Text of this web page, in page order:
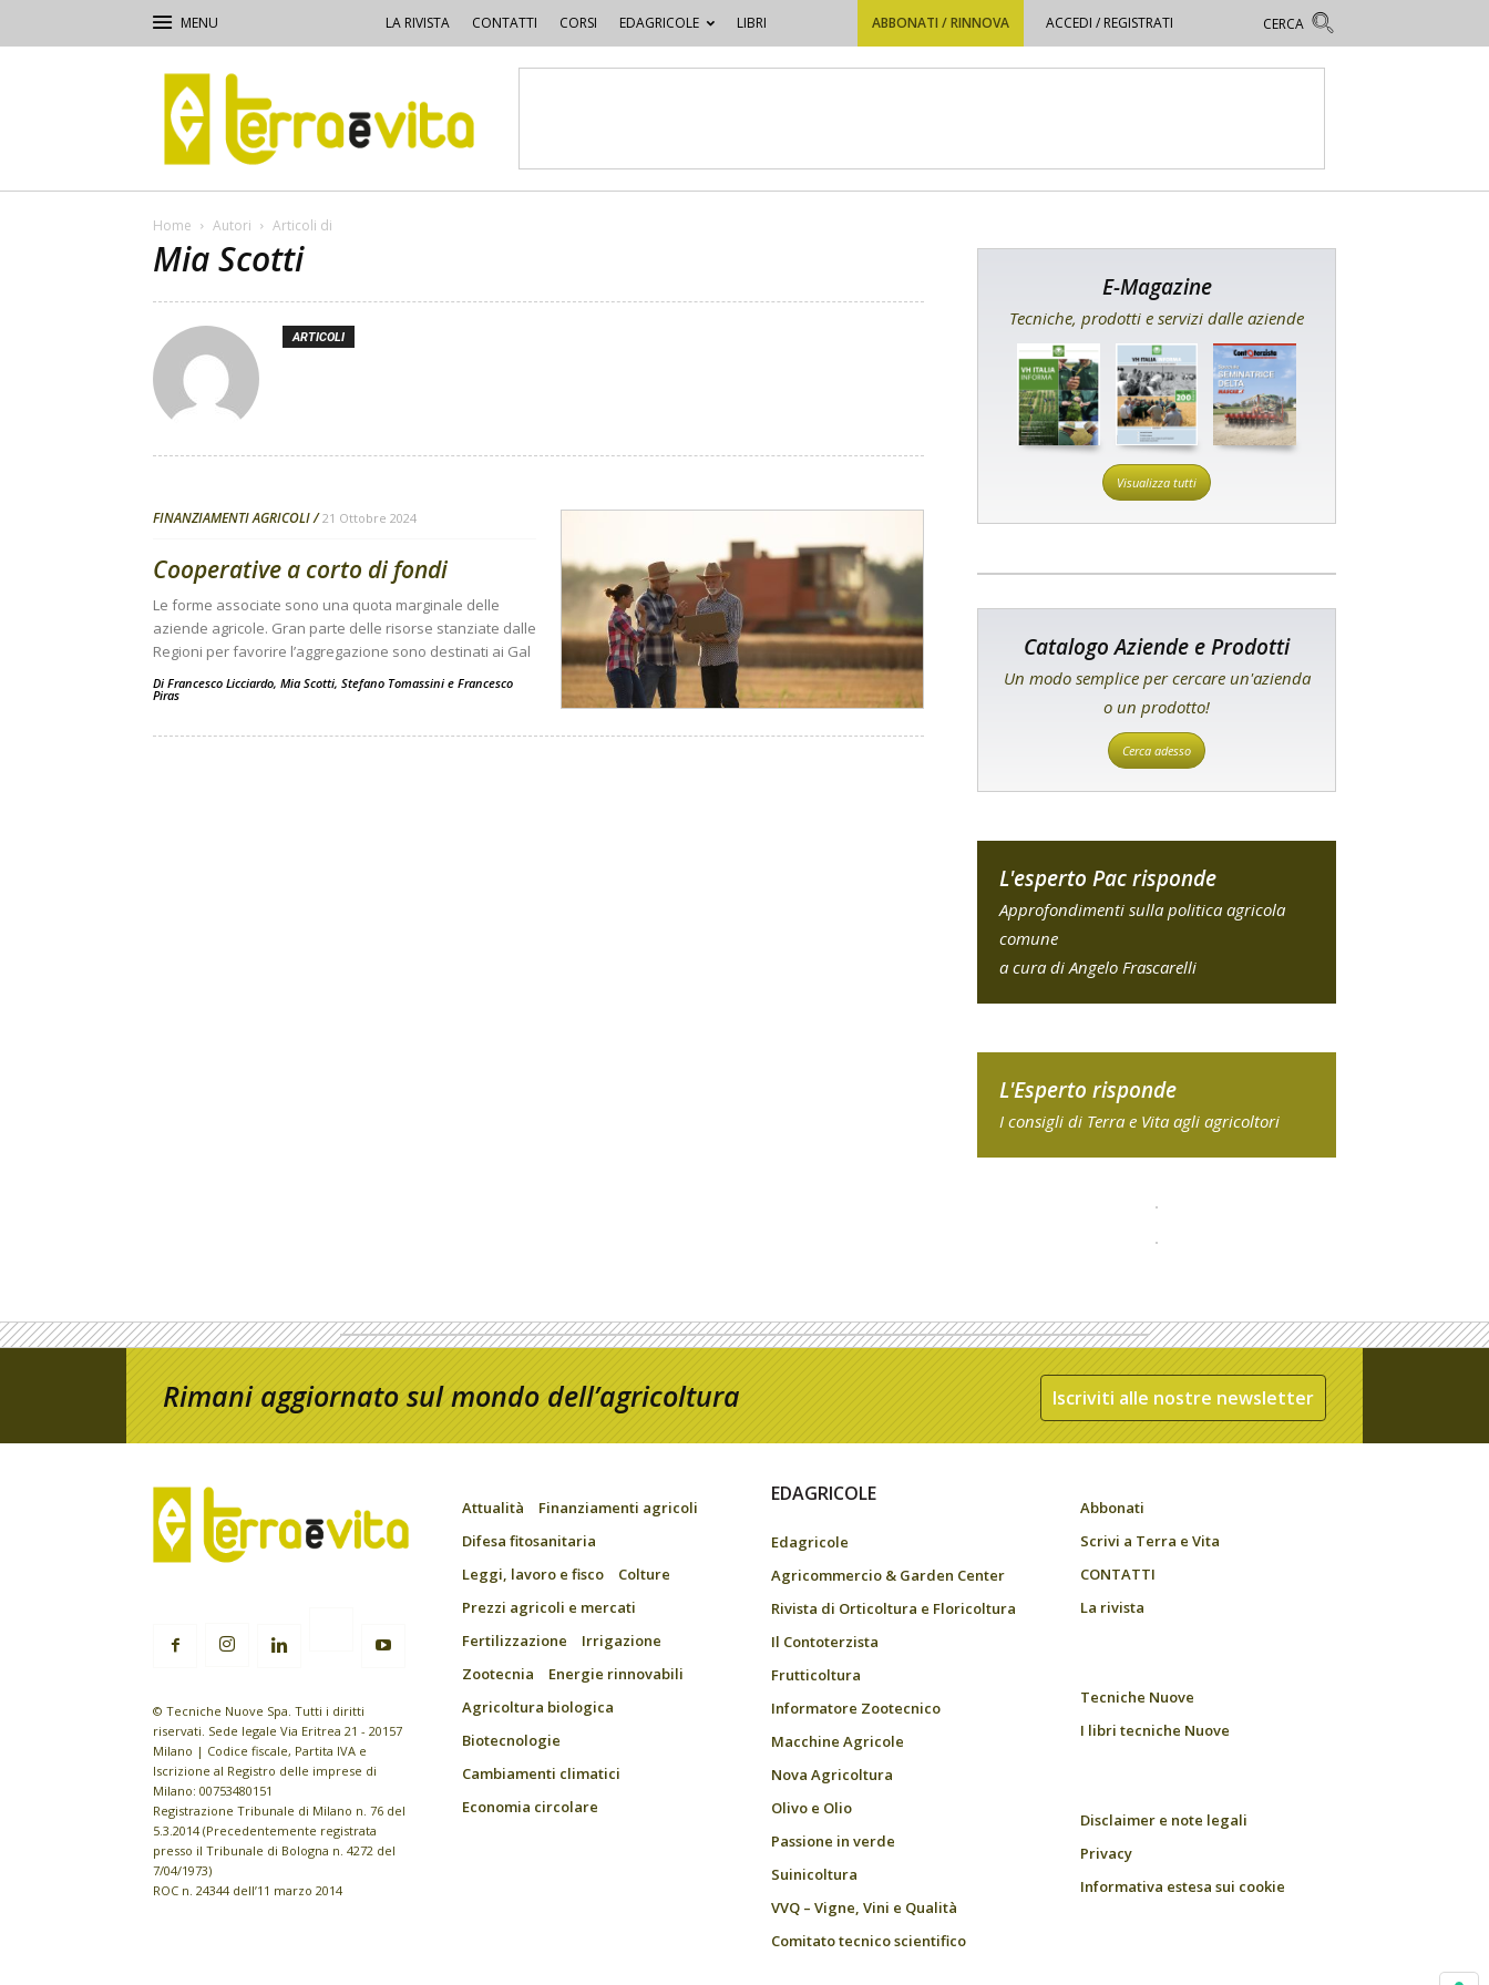
LA RIVISTA CONTATTI CORSI EDAGRICOLE LIBRI ABBONATI / RINNOVA ACCEDI / REGISTRATI
Terra
e
Vita
Home Autori Articoli di
Mia Scotti
ARTICOLI
FINANZIAMENTI AGRICOLI 21 Ottobre 2024
Cooperative a corto di fondi
Le forme associate sono una quota marginale delle
aziende agricole. Gran parte delle risorse stanziate dalle
Regioni per favorire l’aggregazione sono destinati ai Gal
Di Francesco Licciardo, Mia Scotti, Stefano Tomassini e Francesco
Piras
E-Magazine
Tecniche, prodotti e servizi dalle aziende
Visualizza tutti
Catalogo Aziende e Prodotti
Un modo semplice per cercare un'azienda
o un prodotto!
Cerca adesso
L'esperto Pac risponde
Approfondimenti sulla politica agricola
comune
a cura di Angelo Frascarelli
L'Esperto risponde
I consigli di Terra e Vita agli agricoltori
Rimani aggiornato sul mondo dell’agricoltura Iscriviti alle nostre newsletter
© Tecniche Nuove Spa. Tutti i diritti
riservati. Sede legale Via Eritrea 21 - 20157
Milano | Codice fiscale, Partita IVA e
Iscrizione al Registro delle imprese di
Milano: 00753480151
Registrazione Tribunale di Milano n. 76 del
5.3.2014 (Precedentemente registrata
presso il Tribunale di Bologna n. 4272 del
7/04/1973)
ROC n. 24344 dell’11 marzo 2014
Attualità
Finanziamenti agricoli
Difesa fitosanitaria
Leggi, lavoro e fisco
Colture
Prezzi agricoli e mercati
Fertilizzazione
Irrigazione
Zootecnia
Energie rinnovabili
Agricoltura biologica
Biotecnologie
Cambiamenti climatici
Economia circolare
EDAGRICOLE
Edagricole
Agricommercio & Garden Center
Rivista di Orticoltura e Floricoltura
Il Contoterzista
Frutticoltura
Informatore Zootecnico
Macchine Agricole
Nova Agricoltura
Olivo e Olio
Passione in verde
Suinicoltura
VVQ – Vigne, Vini e Qualità
Comitato tecnico scientifico
Abbonati
Scrivi a Terra e Vita
CONTATTI
La rivista
Tecniche Nuove
I libri tecniche Nuove
Disclaimer e note legali
Privacy
Informativa estesa sui cookie